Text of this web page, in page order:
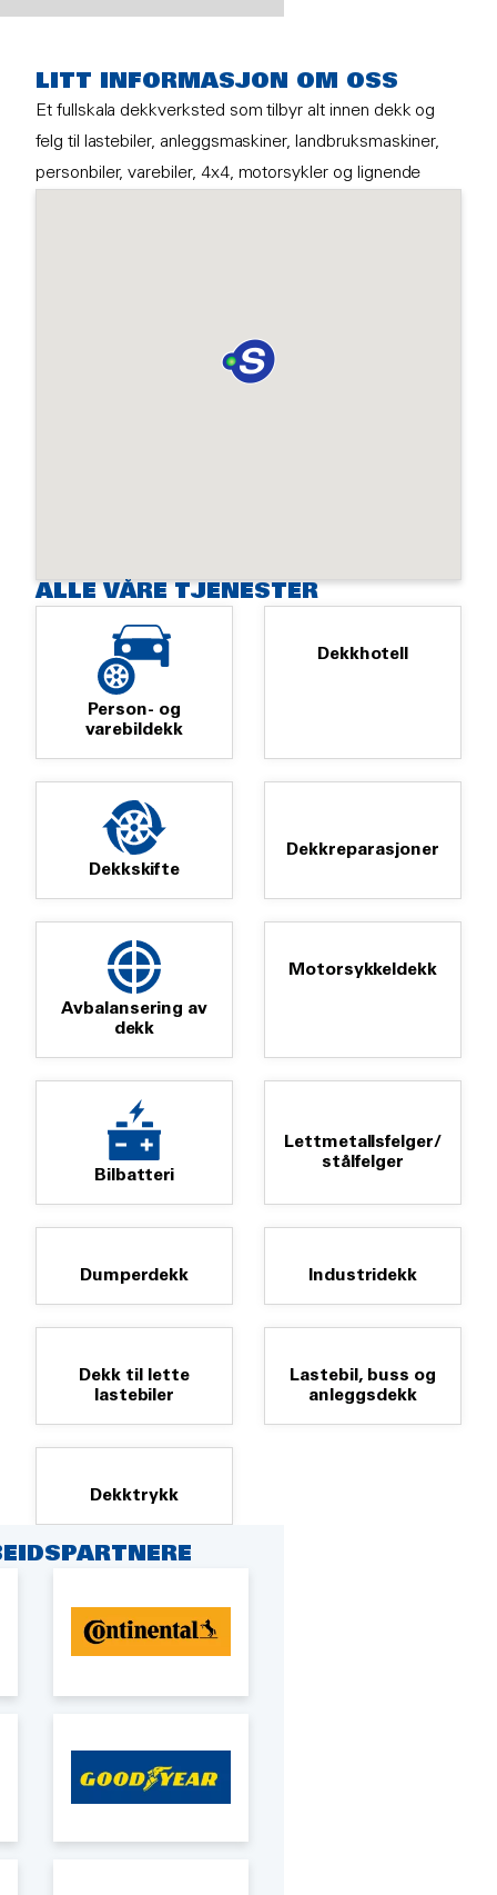
LITT INFORMASJON OM OSS
Et fullskala dekkverksted som tilbyr alt innen dekk og
felg til lastebiler, anleggsmaskiner, landbruksmaskiner,
personbiler, varebiler, 4x4, motorsykler og lignende
ALLE VÅRE TJENESTER
Person- og
varebildekk
Dekkhotell
Dekkskifte
Dekkreparasjoner
Avbalansering av
dekk
Motorsykkeldekk
Bilbatteri
Lettmetallsfelger/
stålfelger
Dumperdekk Industridekk
Dekk til lette
lastebiler
Lastebil, buss og
anleggsdekk
Dekktrykk